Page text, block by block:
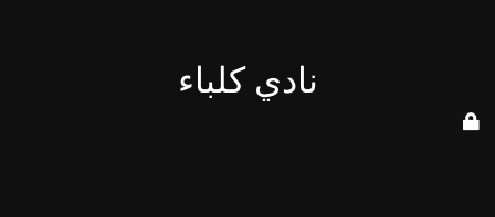
نادي كلباء